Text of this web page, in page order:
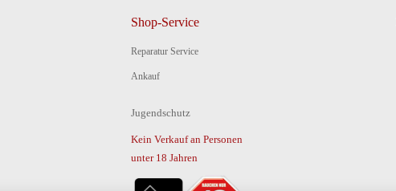
Shop-Service
Reparatur Service
Ankauf
Jugendschutz
Kein Verkauf an Personen
unter 18 Jahren